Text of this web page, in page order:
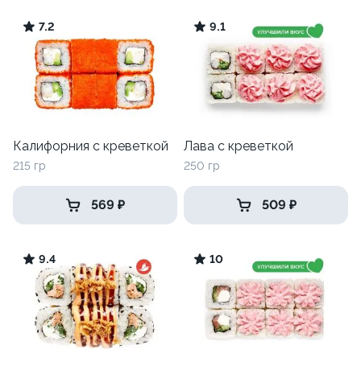
7.2
Калифорния с креветкой
215 гр
569 ₽
9.1
Лава с креветкой
250 гр
509 ₽
9.4 10